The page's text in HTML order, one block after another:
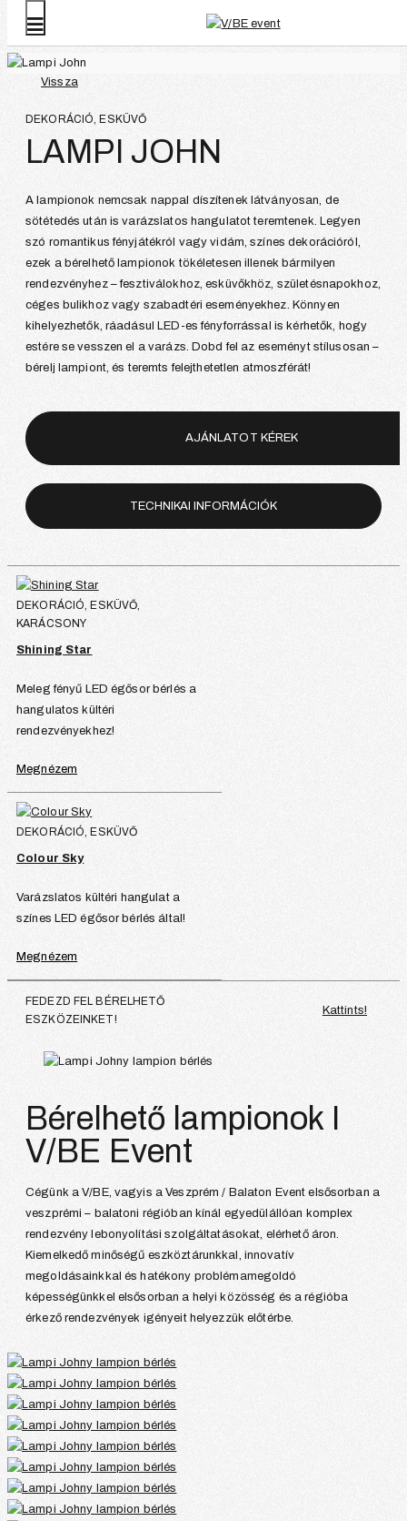
Vissza
DEKORÁCIÓ, ESKÜVŐ
LAMPI JOHN
A lampionok nemcsak nappal díszítenek látványosan, de
sötétedés után is varázslatos hangulatot teremtenek. Legyen
szó romantikus fényjátékról vagy vidám, színes dekorációról,
ezek a bérelhető lampionok tökéletesen illenek bármilyen
rendezvényhez – fesztiválokhoz, esküvőkhöz, születésnapokhoz,
céges bulikhoz vagy szabadtéri eseményekhez. Könnyen
kihelyezhetők, ráadásul LED-es fényforrással is kérhetők, hogy
estére se vesszen el a varázs. Dobd fel az eseményt stílusosan –
bérelj lampiont, és teremts felejthetetlen atmoszférát!
AJÁNLATOT KÉREK
TECHNIKAI INFORMÁCIÓK
DEKORÁCIÓ, ESKÜVŐ,
KARÁCSONY
Shining Star
Meleg fényű LED égősor bérlés a
hangulatos kültéri
rendezvényekhez!
Megnézem
DEKORÁCIÓ, ESKÜVŐ
Colour Sky
Varázslatos kültéri hangulat a
színes LED égősor bérlés által!
Megnézem
FEDEZD FEL BÉRELHETŐ
ESZKÖZEINKET!
Kattints!
Bérelhető lampionok I
V/BE Event
Cégünk a V/BE, vagyis a Veszprém / Balaton Event elsősorban a
veszprémi – balatoni régióban kínál egyedülállóan komplex
rendezvény lebonyolítási szolgáltatásokat, elérhető áron.
Kiemelkedő minőségű eszköztárunkkal, innovatív
megoldásainkkal és hatékony problémamegoldó
képességünkkel elsősorban a helyi közösség és a régióba
érkező rendezvények igényeit helyezzük előtérbe.